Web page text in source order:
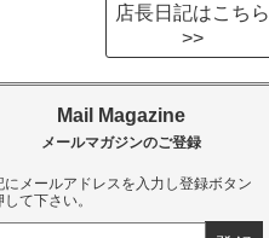
店長日記はこちら
>>
にメールアドレスを入力し登録ボタン
して下さい。